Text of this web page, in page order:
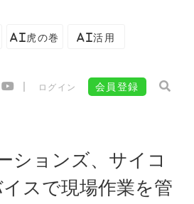
AI虎の巻 AI活用
ログイン 会員登録
ションズ、サイコ
スで現場作業を管